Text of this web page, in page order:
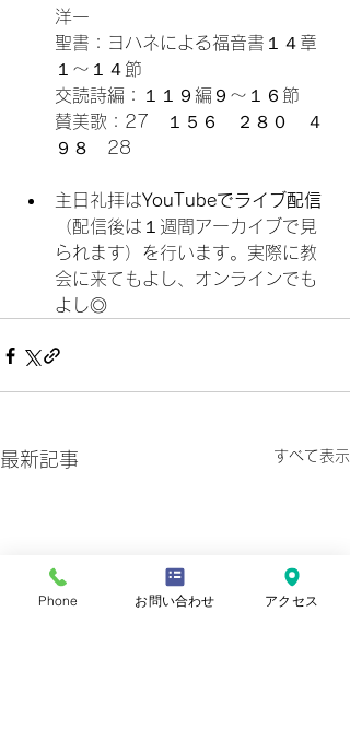
洋一
聖書：ヨハネによる福音書１４章
１〜１４節
交読詩編：
１１９編９〜１６節
賛美歌：27　１５６　２８０　４
９８　28
主日礼拝はYouTubeでライブ配信
（配信後は１週間アーカイブで見
られます）を行います。実際に教
会に来てもよし、オンラインでも
よし◎
最新記事 すべて表示
Phone お問い合わせ アクセス